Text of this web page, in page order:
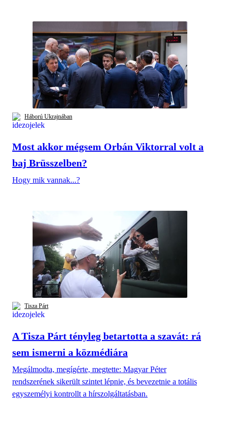
Háború Ukrajnában
Most akkor mégsem Orbán Viktorral volt a
baj Brüsszelben?
Hogy mik vannak...?
Tisza Párt
A Tisza Párt tényleg betartotta a szavát: rá
sem ismerni a közmédiára
Megálmodta, megígérte, megtette: Magyar Péter
rendszerének sikerült szintet lépnie, és bevezetnie a totális
egyszemélyi kontrollt a hírszolgáltatásban.